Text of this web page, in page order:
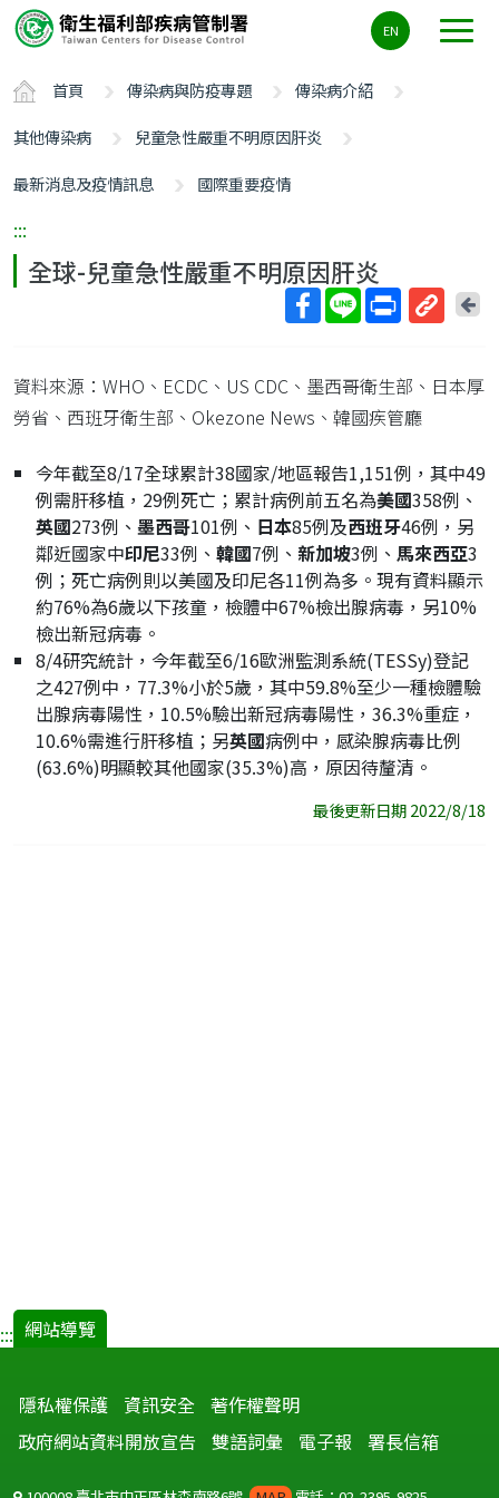
要
容
ALT+C
EN
首頁 傳染病與防疫專題
傳染病介紹
其他傳染病
兒童急性嚴重不明原因肝炎
最新消息及疫情訊息
國際重要疫情
:::
全球-兒童急性嚴重不明原因肝炎
短
網
回
頁
資料來源：WHO、ECDC、US CDC、墨西哥衛生部、日本厚
勞省、西班牙衛生部、Okezone News、韓國疾管廳
今年截至8/17全球累計38國家/地區報告1,151例，其中49
例需肝移植，29例死亡；累計病例前五名為美國358例、
英國273例、 墨西哥101例、 日本85例及西班牙46例，另
鄰近國家中印尼33例、 韓國7例、 新加坡3例、 馬來西亞3
例；死亡病例則以美國及印尼各11例為多。現有資料顯示
約76%為6歲以下孩童，檢體中67%檢出腺病毒，另10%
檢出新冠病毒。
8/4研究統計，今年截至6/16歐洲監測系統(TESSy)登記
之427例中，77.3%小於5歲，其中59.8%至少一種檢體驗
出腺病毒陽性，10.5%驗出新冠病毒陽性，36.3%重症，
10.6%需進行肝移植；另英國病例中，感染腺病毒比例
(63.6%)明顯較其他國家(35.3%)高，原因待釐清。
最後更新日期 2022/8/18
::: 網站導覽
隱私權保護 資訊安全 著作權聲明
政府網站資料開放宣告
雙語詞彙 電子報 署長信箱